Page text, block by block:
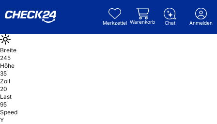
Merkzettel Warenkorb Chat Anmelden
Breite
245
Höhe
35
Zoll
20
Last
95
Speed
Y